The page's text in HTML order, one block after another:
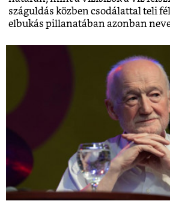
száguldás közben csodálattal teli
elbukás pillanatában azonban